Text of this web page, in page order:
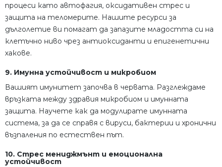
процеси като автофагия, оксидативен стрес и
защита на теломерите. Нашите ресурси за
дълголетие ви помагат да запазите младостта си на
клетъчно ниво чрез антиоксиданти и епигенетични
хакове.
9. Имунна устойчивост и микробиом
Вашият имунитет започва в червата. Разглеждаме
връзката между здравия микробиом и имунната
защита. Научете как да модулирате имунната
система, за да се справя с вируси, бактерии и хронични
възпаления по естествен път.
10. Стрес мениджмънт и емоционална
устойчивост